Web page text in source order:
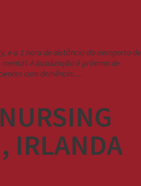
e a 1 hora de distância do aeroporto de
A localização é próxima de
com demência,…
IRLANDA